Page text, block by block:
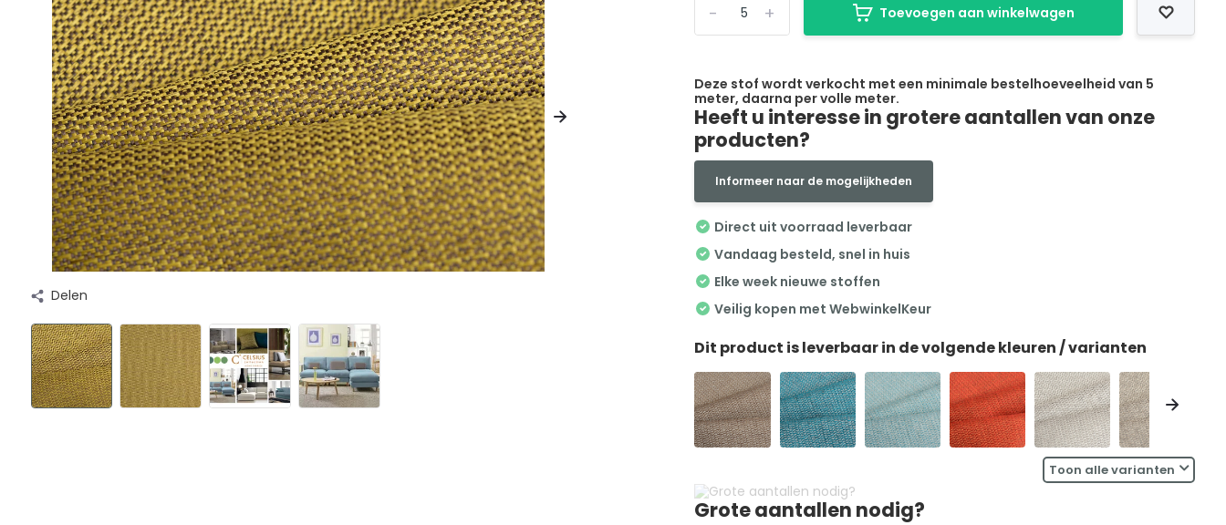
Delen
+
- Toevoegen aan winkelwagen
Deze stof wordt verkocht met een minimale bestelhoeveelheid van 5
meter, daarna per volle meter.
Heeft u interesse in grotere aantallen van onze
producten?
Informeer naar de mogelijkheden
Direct uit voorraad leverbaar
Vandaag besteld, snel in huis
Elke week nieuwe stoffen
Veilig kopen met WebwinkelKeur
Dit product is leverbaar in de volgende kleuren / varianten
Toon alle varianten
Grote aantallen nodig?